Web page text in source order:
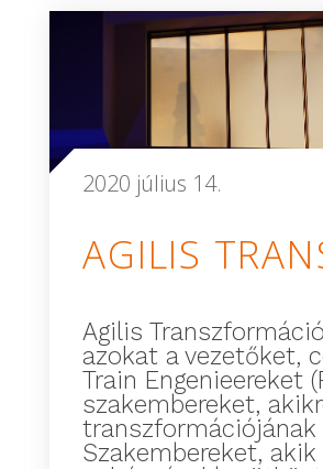
2020 július 14.
AGILIS
Agilis
azokat a vezetőket,
Train Engenieereket
szakembereket,
transzformációjának
Szakembereket,